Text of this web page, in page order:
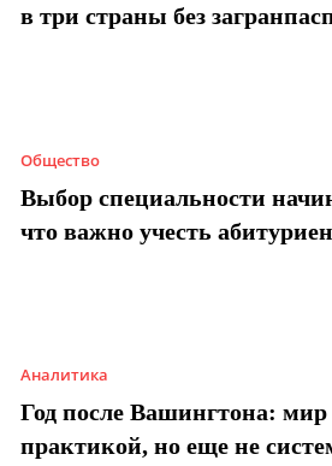
в три страны без
Общество
Выбор специальности
что важно учесть
Аналитика
Год после Вашингтона: мир
практикой, но еще не